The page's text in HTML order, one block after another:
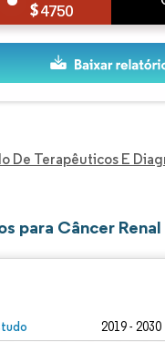
4750
De Terapêuticos E
para Câncer Renal
2019 - 2030